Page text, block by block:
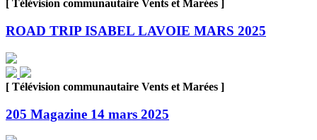
[ Télévision communautaire Vents et Marées ]
ROAD TRIP ISABEL LAVOIE MARS 2025
[ Télévision communautaire Vents et Marées ]
205 Magazine 14 mars 2025